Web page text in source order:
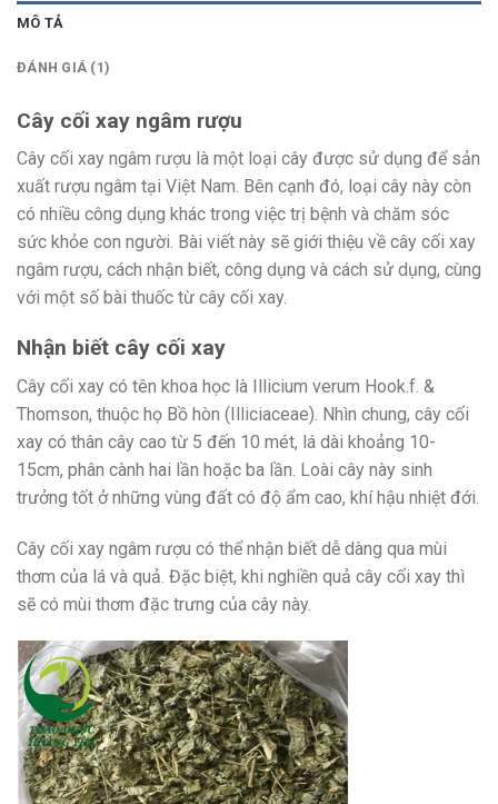
MÔ TẢ
ĐÁNH GIÁ (1)
Cây cối xay ngâm rượu
Cây cối xay ngâm rượu là một loại cây được sử dụng để sản
xuất rượu ngâm tại Việt Nam. Bên cạnh đó, loại cây này còn
có nhiều công dụng khác trong việc trị bệnh và chăm sóc
sức khỏe con người. Bài viết này sẽ giới thiệu về cây cối xay
ngâm rượu, cách nhận biết, công dụng và cách sử dụng, cùng
với một số bài thuốc từ cây cối xay.
Nhận biết cây cối xay
Cây cối xay có tên khoa học là Illicium verum Hook.f. &
Thomson, thuộc họ Bồ hòn (Illiciaceae). Nhìn chung, cây cối
xay có thân cây cao từ 5 đến 10 mét, lá dài khoảng 10-
15cm, phân cành hai lần hoặc ba lần. Loài cây này sinh
trưởng tốt ở những vùng đất có độ ẩm cao, khí hậu nhiệt đới.
Cây cối xay ngâm rượu có thể nhận biết dễ dàng qua mùi
thơm của lá và quả. Đặc biệt, khi nghiền quả cây cối xay thì
sẽ có mùi thơm đặc trưng của cây này.